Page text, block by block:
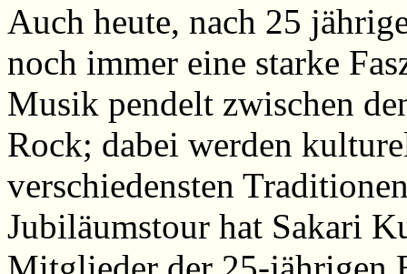
Auch heute, nach 25
noch immer eine starke
Musik pendelt zwischen
Rock; dabei werden
verschiedensten
Jubiläumstour hat Sakari